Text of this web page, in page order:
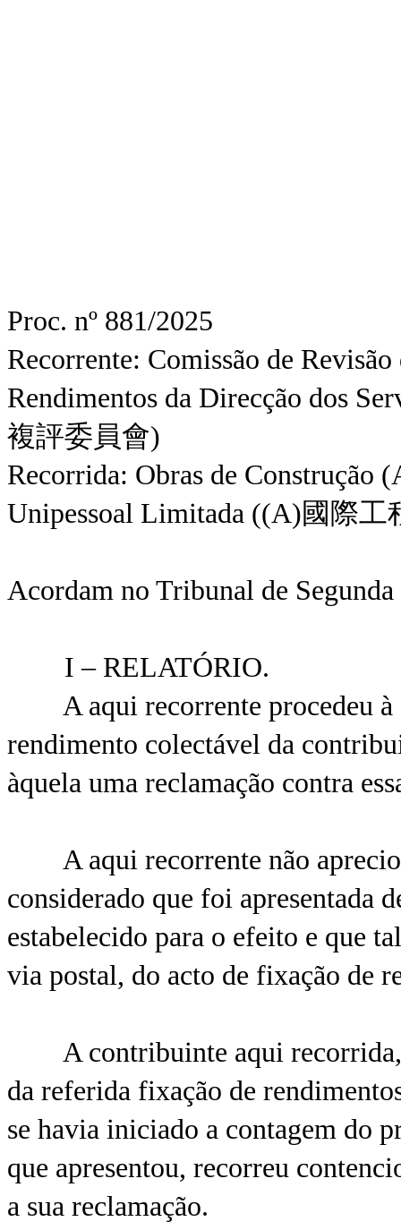
Proc. nº 881/2025
Recorrente: Comissão de
Rendimentos da Direcção dos
複評委員會)
Recorrida: Obras de Construção
Unipessoal Limitada ((A)國際
Acordam no Tribunal de
I – RELATÓRIO.
A aqui recorrente procedeu à
rendimento colectável da
àquela uma reclamação contra
A aqui recorrente não
considerado que foi apresentada
estabelecido para o efeito e que
via postal, do acto de fixação de
A contribuinte aqui recorrida,
da referida fixação de
se havia iniciado a contagem do
que apresentou, recorreu
a sua reclamação.